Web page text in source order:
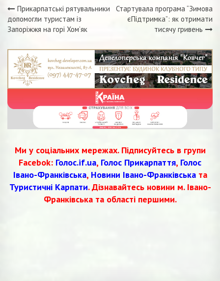
Навігація
Прикарпатські рятувальники
допомогли туристам із
Запоріжжя на горі Хом’як
Стартувала програма “Зимова
єПідтримка”: як отримати
тисячу гривень
Ми у соціальних мережах. Підписуйтесь в групи
Facebok: Голос.if.ua, Голос Прикарпаття, Голос
Івано-Франківська, Новини Івано-Франківськата
Туристичні Карпати. Дізнавайтесь новини м. Івано-
Франківська та області першими.